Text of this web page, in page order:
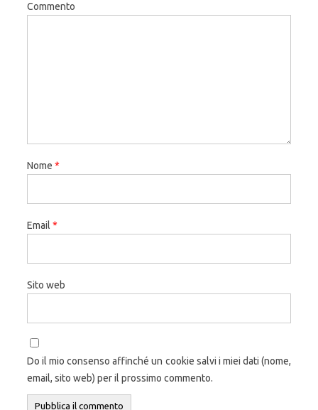
Commento
Nome *
Email *
Sito web
Do il mio consenso affinché un cookie salvi i miei dati (nome,
email, sito web) per il prossimo commento.